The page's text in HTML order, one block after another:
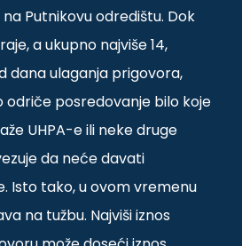
Putnikovu odredištu. Dok
a ukupno najviše 14,
dana ulaganja prigovora,
odriče posredovanje bilo koje
UHPA-e ili neke druge
da neće davati
Isto tako, u ovom vremenu
na tužbu. Najviši iznos